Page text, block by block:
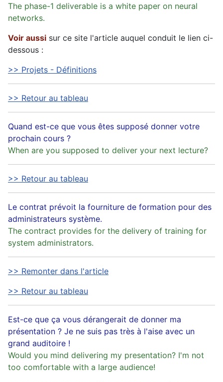
The phase-1 deliverable is a white paper on neural
networks.
Voir aussi sur ce site l'article auquel conduit le lien ci-
dessous :
>> Projets - Définitions
>> Retour au tableau
Quand est-ce que vous êtes supposé donner votre
prochain cours ?
When are you supposed to deliver your next lecture?
>> Retour au tableau
Le contrat prévoit la fourniture de formation pour des
administrateurs système.
The contract provides for the delivery of training for
system administrators.
>> Remonter dans l'article
>> Retour au tableau
Est-ce que ça vous dérangerait de donner ma
présentation ? Je ne suis pas très à l'aise avec un
grand auditoire !
Would you mind delivering my presentation? I'm not
too comfortable with a large audience!